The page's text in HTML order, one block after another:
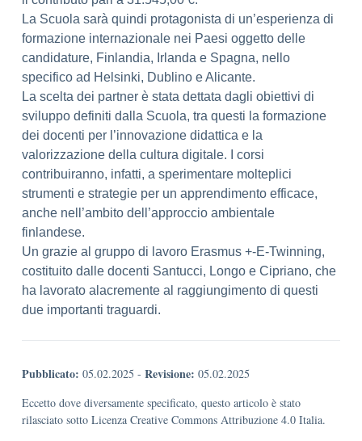
La Scuola sarà quindi protagonista di un’esperienza di
formazione internazionale nei Paesi oggetto delle
candidature, Finlandia, Irlanda e Spagna, nello
specifico ad Helsinki, Dublino e Alicante.
La scelta dei partner è stata dettata dagli obiettivi di
sviluppo definiti dalla Scuola, tra questi la formazione
dei docenti per l’innovazione didattica e la
valorizzazione della cultura digitale. I corsi
contribuiranno, infatti, a sperimentare molteplici
strumenti e strategie per un apprendimento efficace,
anche nell’ambito dell’approccio ambientale
finlandese.
Un grazie al gruppo di lavoro Erasmus +-E-Twinning,
costituito dalle docenti Santucci, Longo e Cipriano, che
ha lavorato alacremente al raggiungimento di questi
due importanti traguardi.
Pubblicato: 05.02.2025 - Revisione: 05.02.2025
Eccetto dove diversamente specificato, questo articolo è stato
rilasciato sotto Licenza Creative Commons Attribuzione 4.0 Italia.